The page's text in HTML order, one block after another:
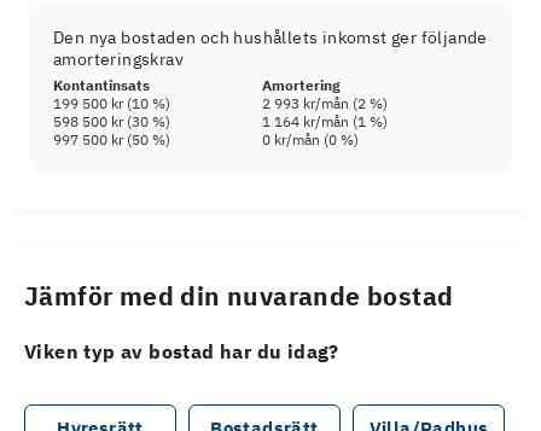
Den nya bostaden och hushållets inkomst ger följande
amorteringskrav
Kontantinsats
Amortering
199 500 kr(10 %) 2 993 kr/mån (2 %)
598 500 kr(30 %) 1 164 kr/mån (1 %)
997 500 kr(50 %) 0 kr/mån (0 %)
Jämför med din nuvarande bostad
Viken typ av bostad har du idag?